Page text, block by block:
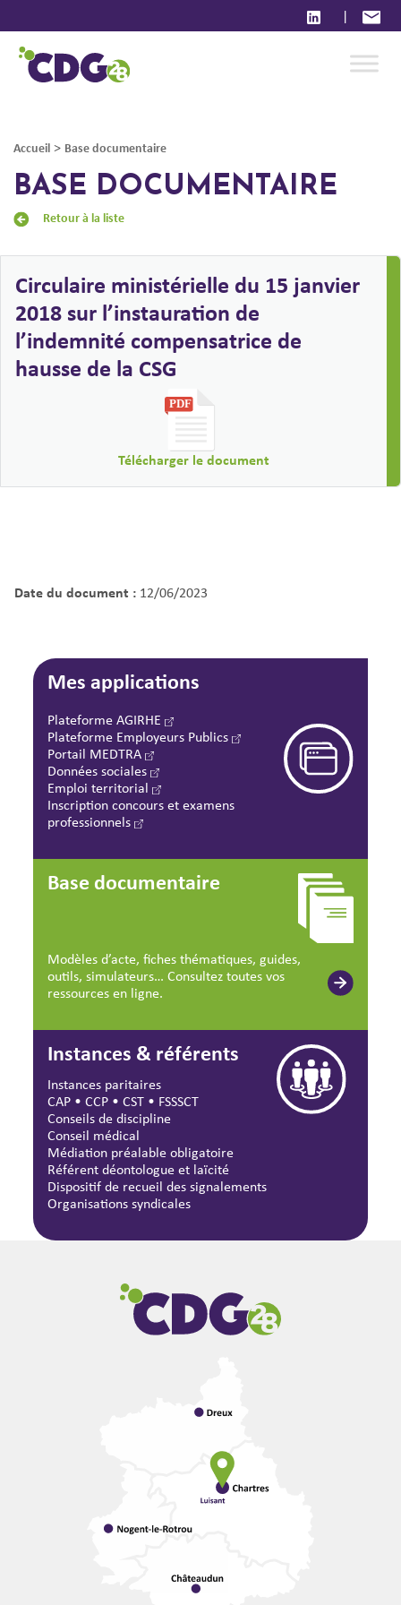
|
Accueil > Base documentaire
BASE DOCUMENTAIRE
Retour à la liste
Circulaire ministérielle du 15 janvier
2018 sur l’instauration de
l’indemnité compensatrice de
hausse de la CSG
Télécharger le document
Date du document : 12/06/2023
Mes applications
Plateforme AGIRHE
Plateforme Employeurs Publics
Portail MEDTRA
Données sociales
Emploi territorial
Inscription concours et examens
professionnels
Base documentaire
Modèles d’acte, fiches thématiques, guides,
outils, simulateurs… Consultez toutes vos
ressources en ligne.
Instances & référents
Instances paritaires
CAP •CCP •CST • FSSSCT
Conseils de discipline
Conseil médical
Médiation préalable obligatoire
Référent déontologue et laïcité
Dispositif de recueil des signalements
Organisations syndicales